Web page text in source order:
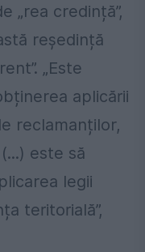
„rea credință”,
reședință
„Este
aplicării
reclamanților,
este să
legii
teritorială”,